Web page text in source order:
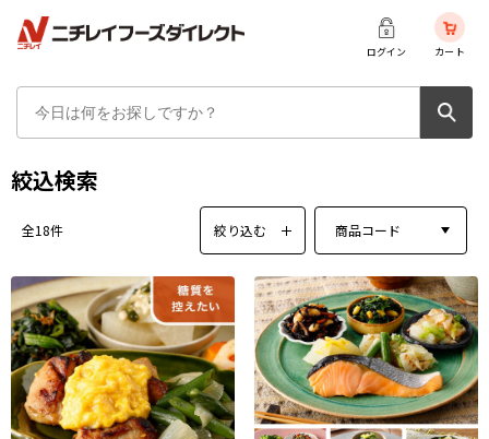
ログイン カート
絞込検索
絞り込む 商品コード
全18件